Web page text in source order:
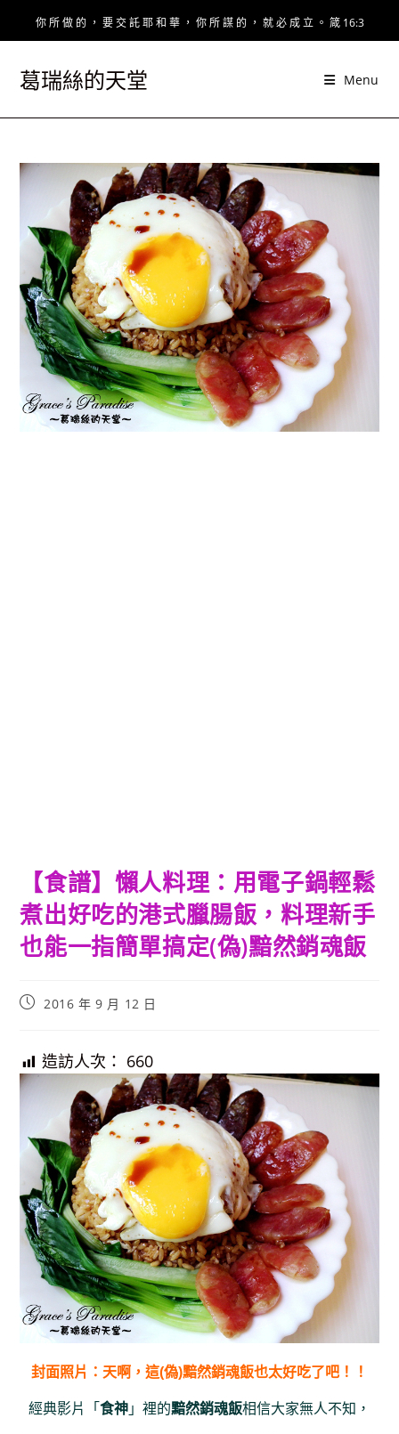
你 所 做 的 ， 要 交 託 耶 和 華 ， 你 所 謀 的 ， 就 必 成 立 。 箴 16:3
葛瑞絲的天堂 Menu
【食譜】懶人料理：用電子鍋輕鬆
煮出好吃的港式臘腸飯，料理新手
也能一指簡單搞定(偽)黯然銷魂飯
Post2016 年 9 月 12 日
造訪人次： 660
封面照片：天啊，這(偽)黯然銷魂飯也太好吃了吧！！
經典影片「 食神 」裡的黯然銷魂飯相信大家無人不知，